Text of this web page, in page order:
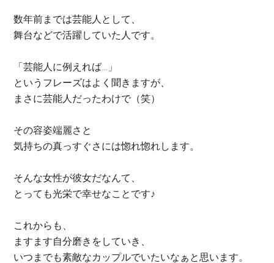
数年前までは芸能人として、
舞台などで活躍していた人です。
「芸能人に例えれば…」
というフレーズはよく聞きますが、
まさに芸能人だったわけで（笑）
その容姿端麗さと
気持ちの真っすぐさには惚れ惚れします。
そんな女性が彼女だなんて、
とっても光栄で幸せなことです♪
これからも、
ますます自分磨きをしていき、
いつまでも素敵なカップルでいたいなぁと思います。